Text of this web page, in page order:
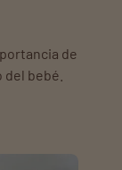
de
bebé.